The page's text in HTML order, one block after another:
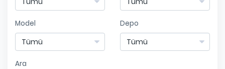
Model Depo
Ara